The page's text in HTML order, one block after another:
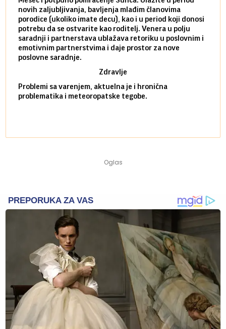
novih zaljubljivanja, bavljenja mlađim članovima
porodice (ukoliko imate decu), kao i u period koji donosi
potrebu da se ostvarite kao roditelj. Venera u polju
saradnji i partnerstava ublažava retoriku u poslovnim i
emotivnim partnerstvima i daje prostor za nove
poslovne saradnje.
Zdravlje
Problemi sa varenjem, aktuelna je i hronična
problematika i meteoropatske tegobe.